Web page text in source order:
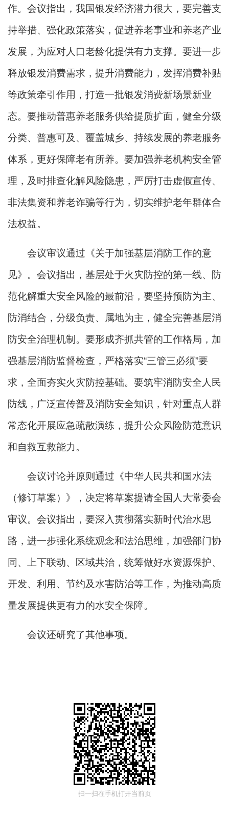
作。会议指出，我国银发经济潜力很大，要完善支
持举措、强化政策落实，促进养老事业和养老产业
发展，为应对人口老龄化提供有力支撑。要进一步
释放银发消费需求，提升消费能力，发挥消费补贴
等政策牵引作用，打造一批银发消费新场景新业
态。要推动普惠养老服务供给提质扩面，健全分级
分类、普惠可及、覆盖城乡、持续发展的养老服务
体系，更好保障老有所养。要加强养老机构安全管
理，及时排查化解风险隐患，严厉打击虚假宣传、
非法集资和养老诈骗等行为，切实维护老年群体合
法权益。
会议审议通过《关于加强基层消防工作的意
见》。会议指出，基层处于火灾防控的第一线、防
范化解重大安全风险的最前沿，要坚持预防为主、
防消结合，分级负责、属地为主，健全完善基层消
防安全治理机制。要形成齐抓共管的工作格局，加
强基层消防监督检查，严格落实“三管三必须”要
求，全面夯实火灾防控基础。要筑牢消防安全人民
防线，广泛宣传普及消防安全知识，针对重点人群
常态化开展应急疏散演练，提升公众风险防范意识
和自救互救能力。
会议讨论并原则通过《中华人民共和国水法
（修订草案）》，决定将草案提请全国人大常委会
审议。会议指出，要深入贯彻落实新时代治水思
路，进一步强化系统观念和法治思维，加强部门协
同、上下联动、区域共治，统筹做好水资源保护、
开发、利用、节约及水害防治等工作，为推动高质
量发展提供更有力的水安全保障。
会议还研究了其他事项。
扫一扫在手机打开当前页